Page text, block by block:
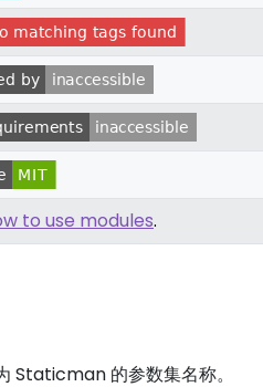
to use modules.
Staticman 的参数集名称。